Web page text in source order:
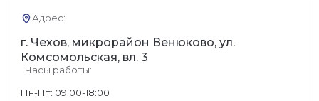
Адрес:
г. Чехов, микрорайон Венюково, ул.
Комсомольская, вл. 3
Часы работы:
Пн-Пт: 09:00-18:00